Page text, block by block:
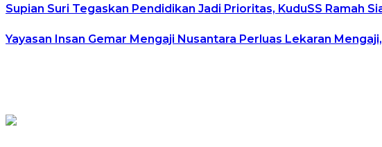
Supian Suri Tegaskan Pendidikan Jadi Prioritas, KuduSS Ramah
Yayasan Insan Gemar Mengaji Nusantara Perluas Lekaran